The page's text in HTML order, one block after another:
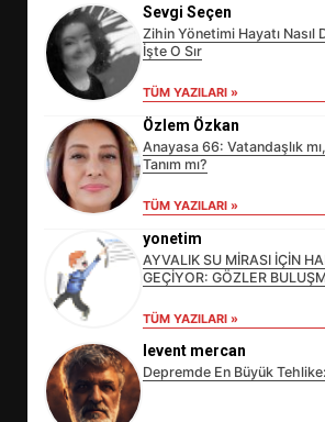
Sevgi Seçen
Zihin Yönetimi Hayatı Nasıl
İşte O Sır
TÜM YAZILARI »
Özlem Özkan
Anayasa 66: Vatandaşlık
Tanım mı?
TÜM YAZILARI »
yonetim
AYVALIK SU MİRASI İÇİN
GEÇİYOR: GÖZLER
TÜM YAZILARI »
levent mercan
Depremde En Büyük
3
DEĞİŞECEK?